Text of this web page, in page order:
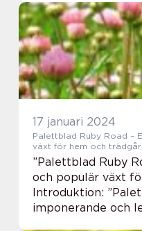
färgvariation och
inomhus och
17 januari 2024
Palettblad Ruby Road –
växt för hem och
”Palettblad Ruby
och populär växt
Introduktion:
imponerande och